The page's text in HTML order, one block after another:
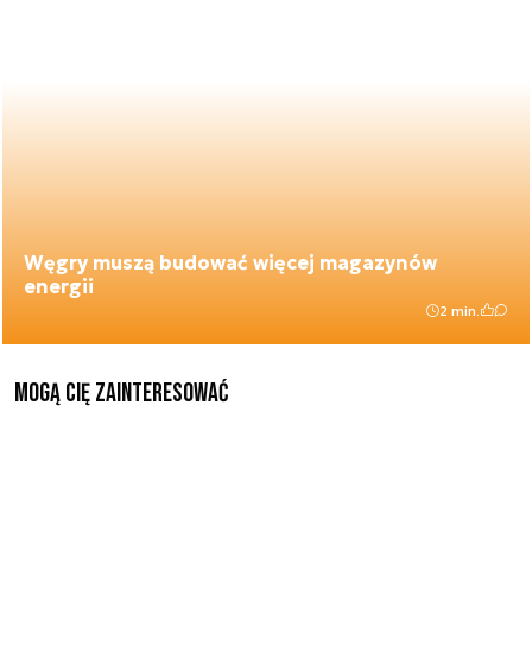
Węgry muszą budować więcej magazynów
energii
2 min.
Mogą Cię zainteresować